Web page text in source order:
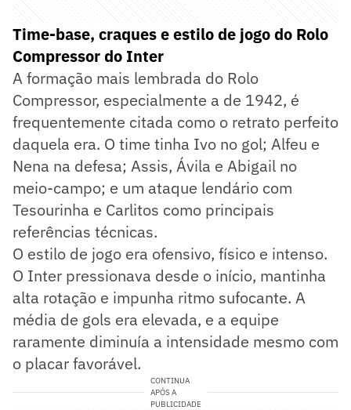
Time-base, craques e estilo de jogo do Rolo
Compressor do Inter
A formação mais lembrada do Rolo
Compressor, especialmente a de 1942, é
frequentemente citada como o retrato perfeito
daquela era. O time tinha Ivo no gol; Alfeu e
Nena na defesa; Assis, Ávila e Abigail no
meio-campo; e um ataque lendário com
Tesourinha e Carlitos como principais
referências técnicas.
O estilo de jogo era ofensivo, físico e intenso.
O Inter pressionava desde o início, mantinha
alta rotação e impunha ritmo sufocante. A
média de gols era elevada, e a equipe
raramente diminuía a intensidade mesmo com
o placar favorável.
CONTINUA
APÓS A
PUBLICIDADE